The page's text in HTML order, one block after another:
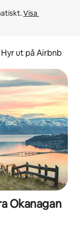
Visa
Hyr ut på Airbnb
Okanagan